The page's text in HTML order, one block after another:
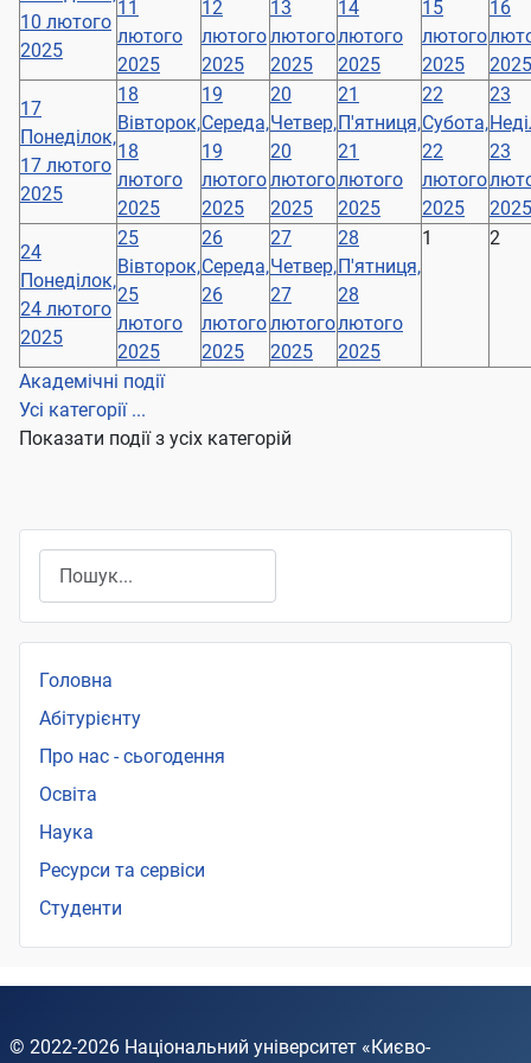
10 лютого
2025
11
лютого
2025
12
лютого
2025
13
лютого
2025
14
лютого
2025
15
лютого
2025
16
2025
17
Понеділок,
17 лютого
2025
18
Вівторок,
18
лютого
2025
19
Середа,
19
лютого
2025
20
Четвер,
20
лютого
2025
21
П'ятниця,
21
лютого
2025
22
Субота,
22
лютого
2025
23
23
2025
24
Понеділок,
24 лютого
2025
25
Вівторок,
25
лютого
2025
26
Середа,
26
лютого
2025
27
Четвер,
27
лютого
2025
28
П'ятниця,
28
лютого
2025
1 2
Академічні події
Усі категорії ...
Показати події з усіх категорій
Головна
Абітурієнту
Про нас - сьогодення
Освіта
Наука
Ресурси та сервіси
Студенти
© 2022-2026 Національний університет «Києво-